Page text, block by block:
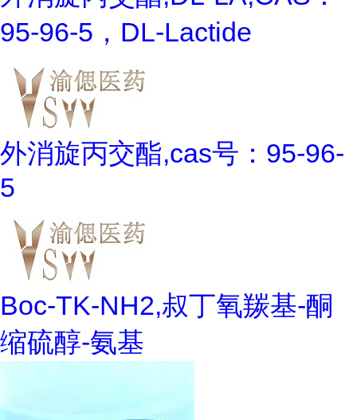
95-96-5，DL-Lactide
外消旋丙交酯,cas号：95-96-
5
Boc-TK-NH2,叔丁氧羰基-酮
缩硫醇-氨基